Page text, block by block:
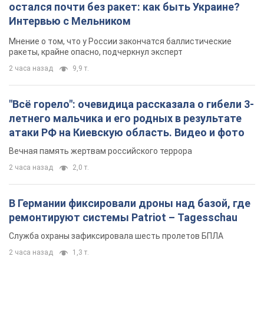
остался почти без ракет: как быть Украине?
Интервью с Мельником
Мнение о том, что у России закончатся баллистические
ракеты, крайне опасно, подчеркнул эксперт
2 часа назад 9,9 т.
"Всё горело": очевидица рассказала о гибели 3-
летнего мальчика и его родных в результате
атаки РФ на Киевскую область. Видео и фото
Вечная память жертвам российского террора
2 часа назад 2,0 т.
В Германии фиксировали дроны над базой, где
ремонтируют системы Patriot – Tagesschau
Служба охраны зафиксировала шесть пролетов БПЛА
2 часа назад 1,3 т.